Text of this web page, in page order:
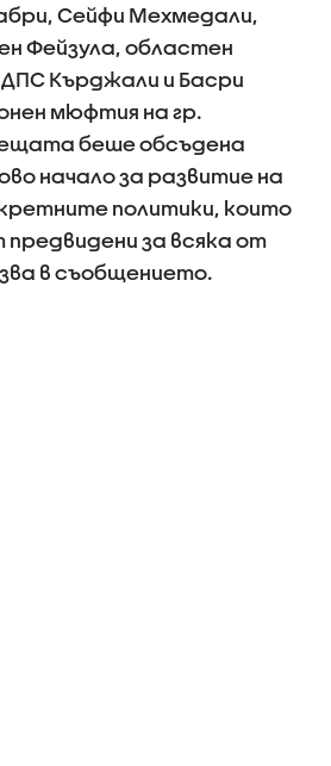
Сейфи Мехмедали,
Фейзула, областен
Кърджали и Басри
мюфтия на гр.
беше обсъдена
начало за развитие на
политики, които
за всяка от
в съобщението.